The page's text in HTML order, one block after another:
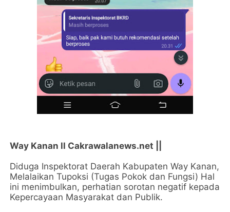
Way Kanan ll Cakrawalanews.net ||
Diduga Inspektorat Daerah Kabupaten Way Kanan,
Melalaikan Tupoksi (Tugas Pokok dan Fungsi) Hal
ini menimbulkan, perhatian sorotan negatif kepada
Kepercayaan Masyarakat dan Publik.